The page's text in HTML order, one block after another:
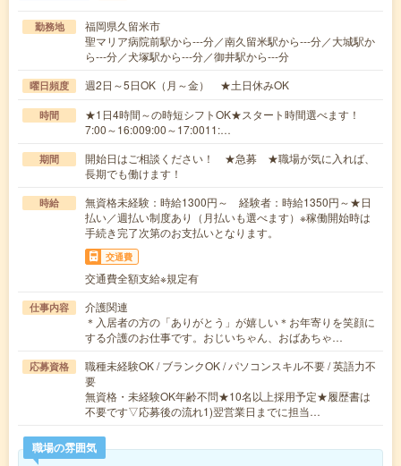
勤務地
福岡県久留米市
聖マリア病院前駅から---分／南久留米駅から---分／大城駅か
ら---分／犬塚駅から---分／御井駅から---分
曜日頻度 週2日～5日OK（月～金） ★土日休みOK
時間
★1日4時間～の時短シフトOK★スタート時間選べます！
7:00～16:009:00～17:0011:…
期間
開始日はご相談ください！ ★急募 ★職場が気に入れば、
長期でも働けます！
時給
無資格未経験：時給1300円～ 経験者：時給1350円～★日
払い／週払い制度あり（月払いも選べます）※稼働開始時は
手続き完了次第のお支払いとなります。
交通費
交通費全額支給※規定有
仕事内容
介護関連
＊入居者の方の「ありがとう」が嬉しい＊お年寄りを笑顔に
する介護のお仕事です。おじいちゃん、おばあちゃ…
応募資格
職種未経験OK / ブランクOK / パソコンスキル不要 / 英語力不
要
無資格・未経験OK年齢不問★10名以上採用予定★履歴書は
不要です▽応募後の流れ1)翌営業日までに担当…
職場の雰囲気